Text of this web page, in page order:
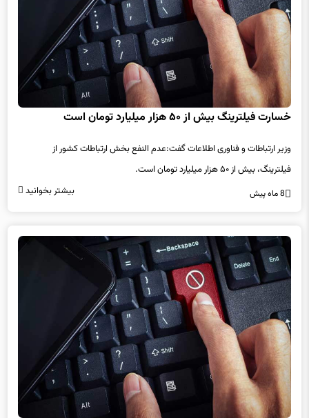
خسارت فیلترینگ بیش از ۵۰ هزار میلیارد تومان است
وزیر ارتباطات و فناوری اطلاعات گفت:عدم النفع بخش ارتباطات کشور از
فیلترینگ، بیش از ۵۰ هزار میلیارد تومان است.
8 ماه پیش
گره‌ فیلترینگ در انتظار گشایش